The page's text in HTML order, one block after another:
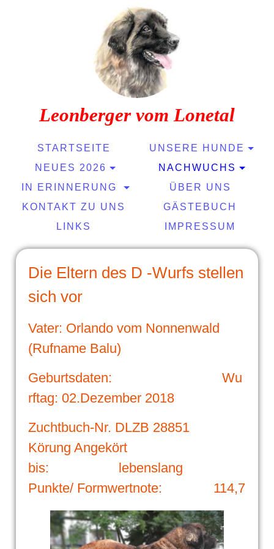
Leonberger vom Lonetal
STARTSEITE
UNSERE HUNDE
NEUES 2026
NACHWUCHS
IN ERINNERUNG
ÜBER UNS
KONTAKT ZU UNS
GÄSTEBUCH
LINKS
IMPRESSUM
DieEltern des D -Wurfs stellen
sich vor
Vater: Orlando vom Nonnenwald
(Rufname Balu)
Geburtsdaten: Wu
rftag: 02.Dezember 2018
Zuchtbuch-Nr. DLZB 28851
Körung Angekört
bis: lebenslang
Punkte/ Formwertnote: 114,7